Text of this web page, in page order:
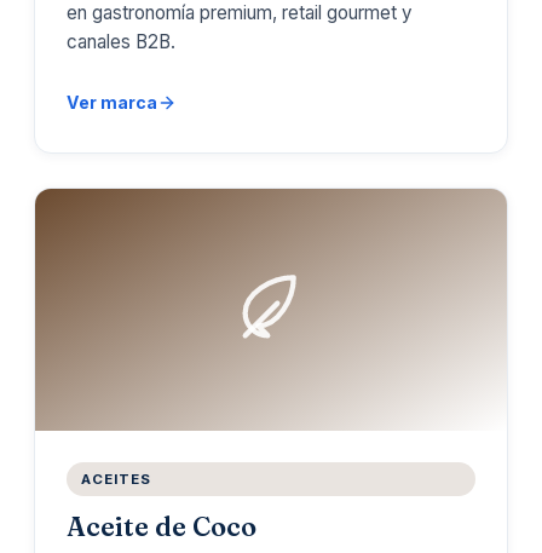
en gastronomía premium, retail gourmet y
canales B2B.
Ver marca
ACEITES
Aceite de Coco